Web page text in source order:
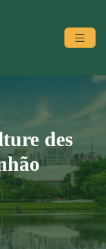
des